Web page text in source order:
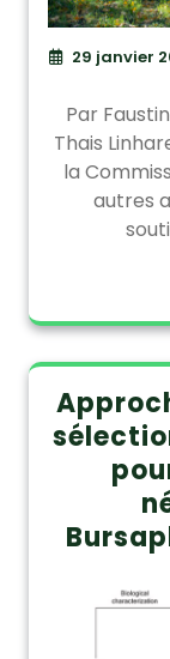
29 janvier
Par
Thais
la
autres